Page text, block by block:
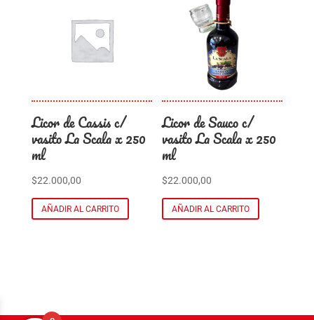
Licor de Cassis c/
vasito La Scala x 250
ml
$22.000,00
AÑADIR AL CARRITO
Licor de Sauco c/
vasito La Scala x 250
ml
$22.000,00
AÑADIR AL CARRITO